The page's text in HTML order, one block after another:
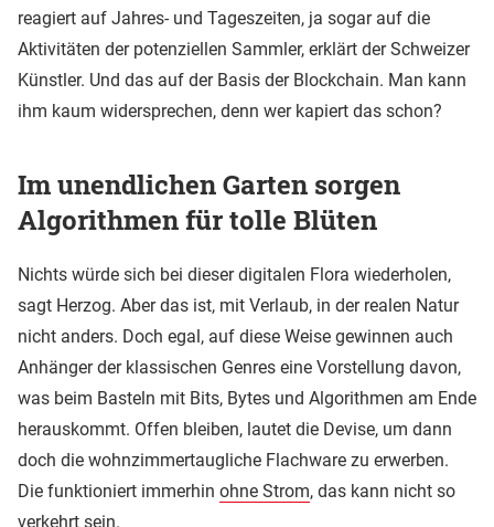
reagiert auf Jahres- und Tageszeiten, ja sogar auf die
Aktivitäten der potenziellen Sammler, erklärt der Schweizer
Künstler. Und das auf der Basis der Blockchain. Man kann
ihm kaum widersprechen, denn wer kapiert das schon?
Im unendlichen Garten sorgen
Algorithmen für tolle Blüten
Nichts würde sich bei dieser digitalen Flora wiederholen,
sagt Herzog. Aber das ist, mit Verlaub, in der realen Natur
nicht anders. Doch egal, auf diese Weise gewinnen auch
Anhänger der klassischen Genres eine Vorstellung davon,
was beim Basteln mit Bits, Bytes und Algorithmen am Ende
herauskommt. Offen bleiben, lautet die Devise, um dann
doch die wohnzimmertaugliche Flachware zu erwerben.
Die funktioniert immerhin ohne Strom, das kann nicht so
verkehrt sein.